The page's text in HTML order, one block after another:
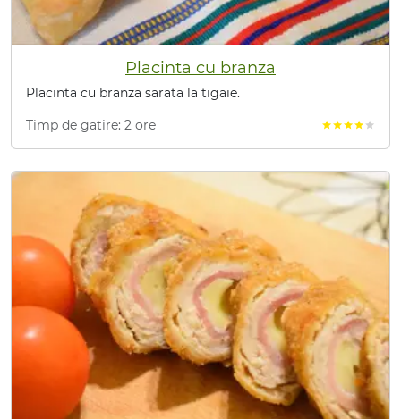
Placinta cu branza
Placinta cu branza sarata la tigaie.
Timp de gatire: 2 ore
starstarstarstar star